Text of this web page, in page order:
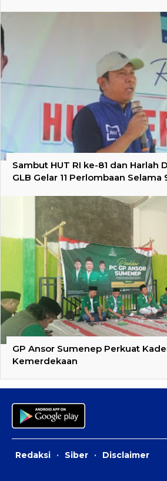
Sambut HUT RI ke-81 dan Harlah
GLB Gelar 11 Perlombaan Selama
GP Ansor Sumenep Perkuat
Kemerdekaan
Redaksi · Siber · Disclaimer